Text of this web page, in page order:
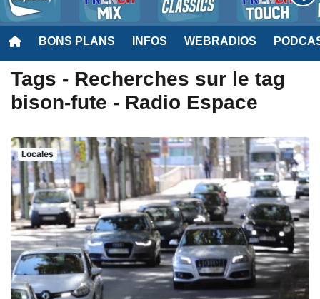
BONS PLANS INFOS WEBRADIOS
Tags - Recherches sur le tag
bison-fute - Radio Espace
Locales